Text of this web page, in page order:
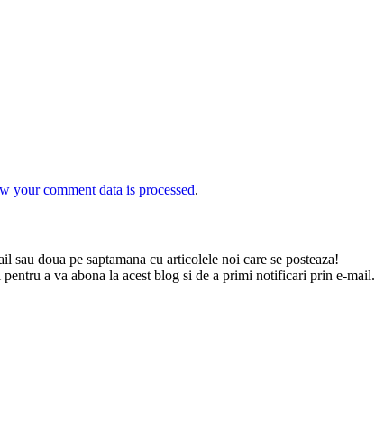
your comment data is processed.
sau doua pe saptamana cu articolele noi care se posteaza!
a va abona la acest blog si de a primi notificari prin e-mail.